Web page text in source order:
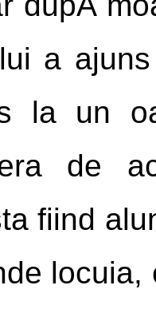
a
la un
de
fiind
locuia,